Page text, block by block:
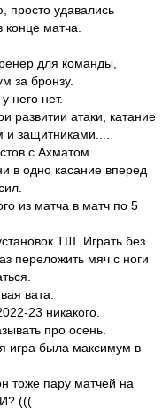
просто удавались
конце матча.
для команды,
за бронзу.
него нет.
развитии атаки, катание
защитниками....
с Ахматом
в одно касание вперед
из матча в матч по 5
ТШ. Играть без
переложить мяч с ноги
вата.
23 никакого.
про осень.
игра была максимум в
тоже пару матчей на
(((